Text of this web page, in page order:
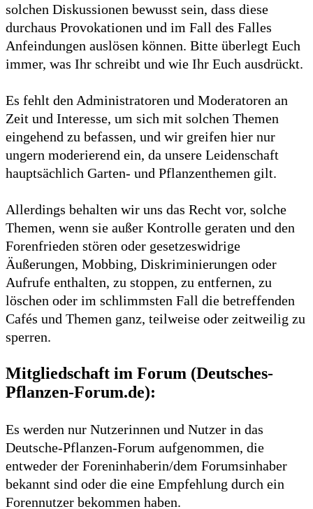
solchen Diskussionen bewusst sein, dass diese
durchaus Provokationen und im Fall des Falles
Anfeindungen auslösen können. Bitte überlegt Euch
immer, was Ihr schreibt und wie Ihr Euch ausdrückt.
Es fehlt den Administratoren und Moderatoren an
Zeit und Interesse, um sich mit solchen Themen
eingehend zu befassen, und wir greifen hier nur
ungern moderierend ein, da unsere Leidenschaft
hauptsächlich Garten- und Pflanzenthemen gilt.
Allerdings behalten wir uns das Recht vor, solche
Themen, wenn sie außer Kontrolle geraten und den
Forenfrieden stören oder gesetzeswidrige
Äußerungen, Mobbing, Diskriminierungen oder
Aufrufe enthalten, zu stoppen, zu entfernen, zu
löschen oder im schlimmsten Fall die betreffenden
Cafés und Themen ganz, teilweise oder zeitweilig zu
sperren.
Mitgliedschaft im Forum (Deutsches-
Pflanzen-Forum.de):
Es werden nur Nutzerinnen und Nutzer in das
Deutsche-Pflanzen-Forum aufgenommen, die
entweder der Foreninhaberin/dem Forumsinhaber
bekannt sind oder die eine Empfehlung durch ein
Forennutzer bekommen haben.